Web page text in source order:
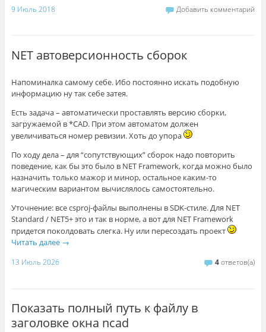
9 Июль 2018 Добавить комментарий
NET автоверсионность сборок
Напоминалка самому себе. Ибо постоянно искать подобную
информацию ну так себе затея.
Есть задача – автоматически проставлять версию сборки,
загружаемой в *CAD. При этом автоматом должен
увеличиваться номер ревизии. Хоть до упора
По ходу дела – для “сопутствующих” сборок надо повторить
поведение, как бы это было в NET Framework, когда можно было
назначить только мажор и минор, остальное каким-то
магическим вариантом вычислялось самостоятельно.
Уточнение: все csproj-файлы выполнены в SDK-стиле. Для NET
Standard / NET5+ это и так в норме, а вот для NET Framework
придется поколдовать слегка. Ну или пересоздать проект
Читать далее →
13 Июль 2026 4ответов(а)
Показать полный путь к файлу в
заголовке окна ncad